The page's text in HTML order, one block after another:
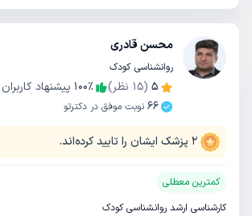
محسن قادری
روانشناسی کودک
5
(
15 نظر) 100٪
پیشنهاد کاربران
66 نوبت موفق در دکترتو
2 پزشک ایشان را تایید کرده‌اند.
کمترین معطلی
کارشناسی ارشد روانشناسی کودک